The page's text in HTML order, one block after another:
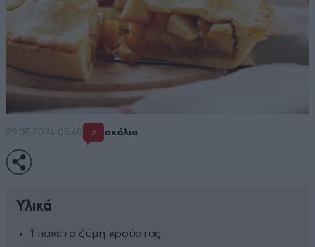
29·05·2024 05:49 2 σχόλια
Υλικά
1 πακέτο ζύμη κρούστας